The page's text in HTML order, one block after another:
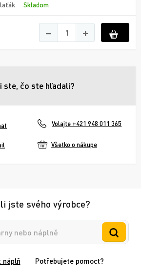
Skladom
− +
ste, čo ste hľadali?
Volajte +421 948 011 365
Všetko o nákupe
jste svého výrobce?
náplň Potřebujete pomoct?